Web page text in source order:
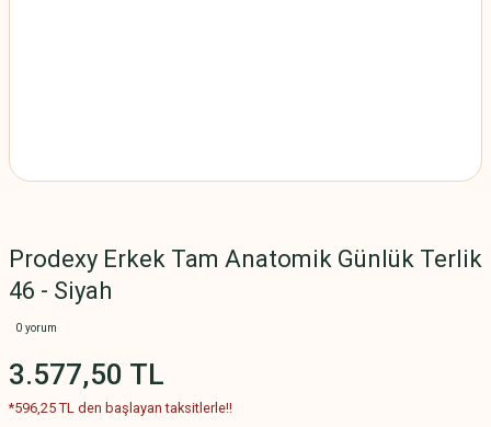
Prodexy Erkek Tam Anatomik Günlük Terlik
46 - Siyah
0 yorum
3.577,50 TL
*596,25 TL den başlayan taksitlerle!!